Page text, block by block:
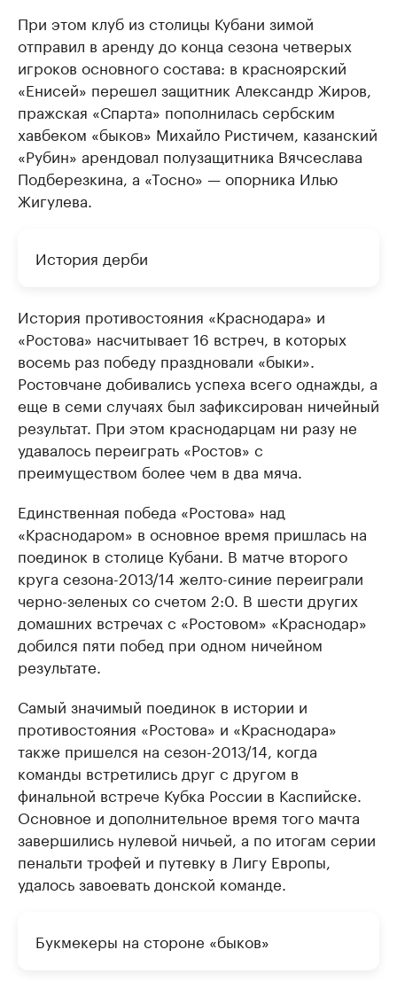
При этом клуб из столицы Кубани зимой
отправил в аренду до конца сезона четверых
игроков основного состава: в красноярский
«Енисей» перешел защитник Александр Жиров,
пражская «Спарта» пополнилась сербским
хавбеком «быков» Михайло Ристичем, казанский
«Рубин» арендовал полузащитника Вячсеслава
Подберезкина, а «Тосно» —​ опорника Илью
Жигулева.
История дерби
История противостояния «Краснодара» и
«Ростова» насчитывает 16 встреч, в которых
восемь раз победу праздновали «быки».
Ростовчане добивались успеха всего однажды, а
еще в семи случаях был зафиксирован ничейный
результат. При этом краснодарцам ни разу не
удавалось переиграть «Ростов» с
преимуществом более чем в два мяча.
Единственная победа «Ростова» над
«Краснодаром» в основное время пришлась на
поединок в столице Кубани. В матче второго
круга сезона-2013/14 желто-синие переиграли
черно-зеленых со счетом 2:0. В шести других
домашних встречах с «Ростовом» «Краснодар»
добился пяти побед при одном ничейном
результате.
Самый значимый поединок в истории и
противостояния «Ростова» и «Краснодара»
также пришелся на сезон-2013/14, когда
команды встретились друг с другом в
финальной встрече Кубка России в Каспийске.
Основное и дополнительное время того мачта
завершились нулевой ничьей, а по итогам серии
пенальти трофей и путевку в Лигу Европы,
удалось завоевать донской команде.
Букмекеры на стороне «быков»